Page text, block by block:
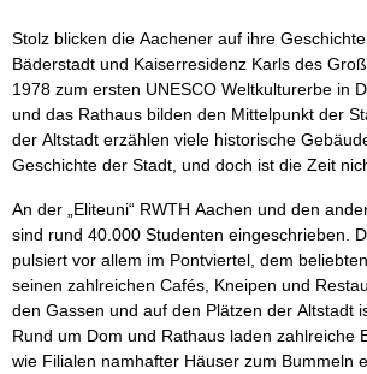
Stolz blicken die Aachener auf ihre
Bäderstadt und Kaiserresidenz Karls des
1978 zum ersten UNESCO Weltkulturerbe in
und das Rathaus bilden den Mittelpunkt der
der Altstadt erzählen viele historische
Geschichte der Stadt, und doch ist die Zeit
An der „Eliteuni“ RWTH Aachen und den
sind rund 40.000 Studenten eingeschrieben.
pulsiert vor allem im Pontviertel, dem
seinen zahlreichen Cafés, Kneipen und
den Gassen und auf den Plätzen der Altstadt
Rund um Dom und Rathaus laden zahlreiche
wie Filialen namhafter Häuser zum Bummeln